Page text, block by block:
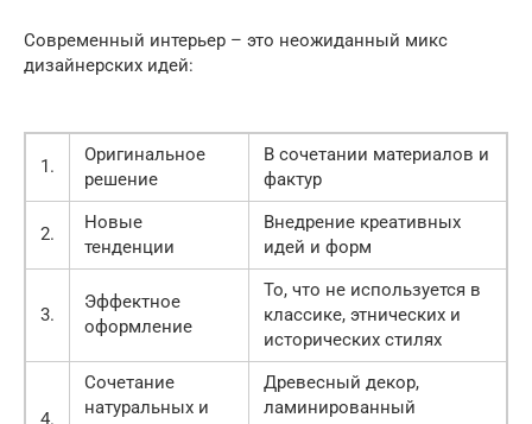
Современный интерьер – это неожиданный микс
дизайнерских идей:
1.
Оригинальное
решение
В сочетании материалов и
фактур
2.
Новые
тенденции
Внедрение креативных
идей и форм
3.
Эффектное
оформление
То, что не используется в
классике, этнических и
исторических стилях
4.
Сочетание
натуральных и
Древесный декор,
ламинированный